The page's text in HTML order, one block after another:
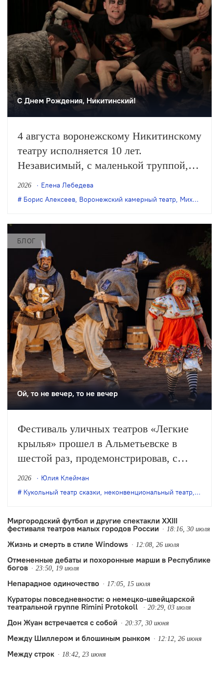
С Днем Рождения, Никитинский!
4 августа воронежскому Никитинскому
театру исполняется 10 лет.
Независимый, с маленькой труппой,
он все очевиднее становится
художественным явлением в
деятельность – феноменом
постоянного обновления сценического
искусства. Елена Лебедева вспоминает
главные события в истории этого
театра.
2026
Елена Лебедева
Борис Алексеев, Воронежский камерный театр, Михаил Бычков
БЛОГ
Ой, то не вечер, то не вечер
Фестиваль уличных театров «Легкие
крылья» прошел в Альметьевске в
шестой раз, продемонстрировав, с
одной стороны, особое качество
выращенной фестивалем аудитории, с
тренды.
2026
Юлия Клейман
Кукольный театр сказки, неконвенциональный театр, театр
Миргородский футбол и другие спектакли XXIII
фестиваля театров малых городов России
18:16, 30 июля
Жизнь и смерть в стиле Windows 12:08, 26 июля
Отмененные дебаты и похоронные марши в Республике
богов
23:50, 19 июля
Непарадное одиночество 17:05, 15 июля
Кураторы повседневности: о немецко-швейцарской
театральной группе Rimini Protokoll
20:29, 03 июля
Дон Жуан встречается с собой 20:37, 30 июня
Между Шиллером и блошиным рынком 12:12, 26 июня
Между строк 18:42, 23 июня